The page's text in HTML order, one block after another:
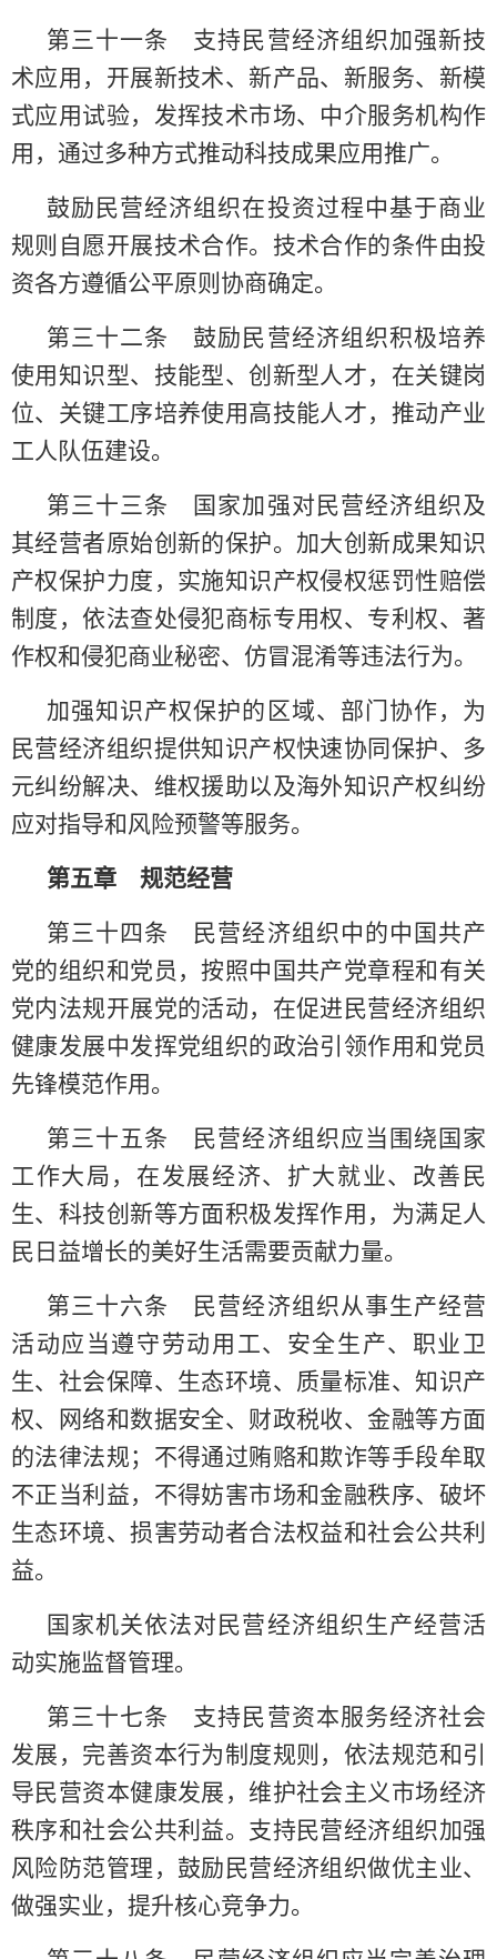
第三十一条 支持民营经济组织加强新技
术应用，开展新技术、新产品、新服务、新模
式应用试验，发挥技术市场、中介服务机构作
用，通过多种方式推动科技成果应用推广。
鼓励民营经济组织在投资过程中基于商业
规则自愿开展技术合作。技术合作的条件由投
资各方遵循公平原则协商确定。
第三十二条 鼓励民营经济组织积极培养
使用知识型、技能型、创新型人才，在关键岗
位、关键工序培养使用高技能人才，推动产业
工人队伍建设。
第三十三条 国家加强对民营经济组织及
其经营者原始创新的保护。加大创新成果知识
产权保护力度，实施知识产权侵权惩罚性赔偿
制度，依法查处侵犯商标专用权、专利权、著
作权和侵犯商业秘密、仿冒混淆等违法行为。
加强知识产权保护的区域、部门协作，为
民营经济组织提供知识产权快速协同保护、多
元纠纷解决、维权援助以及海外知识产权纠纷
应对指导和风险预警等服务。
第五章 规范经营
第三十四条 民营经济组织中的中国共产
党的组织和党员，按照中国共产党章程和有关
党内法规开展党的活动，在促进民营经济组织
健康发展中发挥党组织的政治引领作用和党员
先锋模范作用。
第三十五条 民营经济组织应当围绕国家
工作大局，在发展经济、扩大就业、改善民
生、科技创新等方面积极发挥作用，为满足人
民日益增长的美好生活需要贡献力量。
第三十六条 民营经济组织从事生产经营
活动应当遵守劳动用工、安全生产、职业卫
生、社会保障、生态环境、质量标准、知识产
权、网络和数据安全、财政税收、金融等方面
的法律法规；不得通过贿赂和欺诈等手段牟取
不正当利益，不得妨害市场和金融秩序、破坏
生态环境、损害劳动者合法权益和社会公共利
益。
国家机关依法对民营经济组织生产经营活
动实施监督管理。
第三十七条 支持民营资本服务经济社会
发展，完善资本行为制度规则，依法规范和引
导民营资本健康发展，维护社会主义市场经济
秩序和社会公共利益。支持民营经济组织加强
风险防范管理，鼓励民营经济组织做优主业、
做强实业，提升核心竞争力。